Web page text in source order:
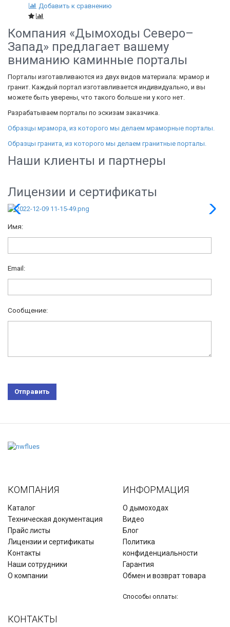
Добавить к сравнению
Компания «Дымоходы Северо–
Запад» предлагает вашему
вниманию каминные порталы
Порталы изготавливаются из двух видов материала: мрамор и
гранит. Каждый портал изготавливается индивидуально, и вы
можете быть уверены, что такого больше ни у кого нет.
Разрабатываем порталы по эскизам заказчика.
Образцы мрамора, из которого мы делаем мраморные порталы.
Образцы гранита, из которого мы делаем гранитные порталы.
Наши клиенты и партнеры
Лицензии и сертификаты
Имя:
Email:
Сообщение:
КОМПАНИЯ
Каталог
Техническая документация
Прайс листы
Лицензии и сертификаты
Контакты
Наши сотрудники
О компании
ИНФОРМАЦИЯ
О дымоходах
Видео
Блог
Политика
конфиденциальности
Гарантия
Обмен и возврат товара
Способы оплаты:
КОНТАКТЫ